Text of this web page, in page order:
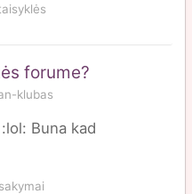
forume?
klubas
Buna kad